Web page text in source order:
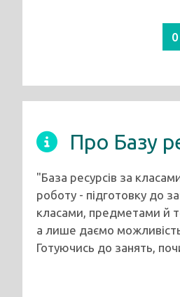
0
Про Базу
"База ресурсів за
роботу - підготовку до
класами, предметами й
а лише даємо
Готуючись до занять,